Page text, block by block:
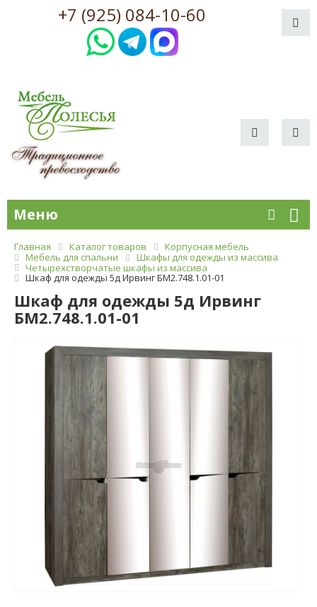
+7 (925) 084-10-60
Меню
Главная Каталог товаров
Корпусная мебель
Мебель для спальни
Шкафы для одежды из массива
Четырехстворчатые шкафы из массива
Шкаф для одежды 5д Ирвинг БМ2.748.1.01-01
Шкаф для одежды 5д Ирвинг
БМ2.748.1.01-01